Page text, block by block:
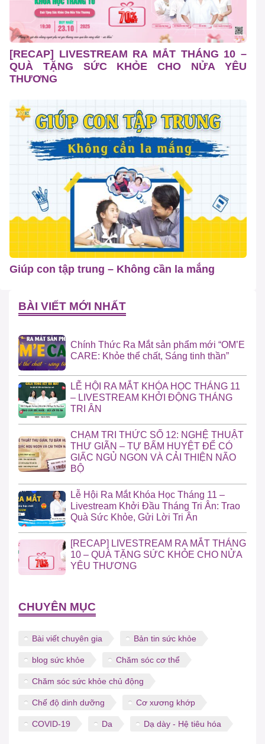
[RECAP] LIVESTREAM RA MẮT THÁNG 10 –
QUÀ TẶNG SỨC KHỎE CHO NỬA YÊU
THƯƠNG
Giúp con tập trung – Không cần la mắng
BÀI VIẾT MỚI NHẤT
Chính Thức Ra Mắt sản phẩm mới “OM’E
CARE: Khỏe thể chất, Sáng tinh thần”
LỄ HỘI RA MẮT KHÓA HỌC THÁNG 11
– LIVESTREAM KHỞI ĐỘNG THÁNG
TRI ÂN
CHẠM TRI THỨC SỐ 12: NGHỆ THUẬT
THƯ GIÃN – TỰ BẤM HUYỆT ĐỂ CÓ
GIẤC NGỦ NGON VÀ CẢI THIỆN NÃO
BỘ
Lễ Hội Ra Mắt Khóa Học Tháng 11 –
Livestream Khởi Đầu Tháng Tri Ân: Trao
Quà Sức Khỏe, Gửi Lời Tri Ân
[RECAP] LIVESTREAM RA MẮT THÁNG
10 – QUÀ TẶNG SỨC KHỎE CHO NỬA
YÊU THƯƠNG
CHUYÊN MỤC
Bài viết chuyên gia Bản tin sức khỏe
blog sức khỏe Chăm sóc cơ thể
Chăm sóc sức khỏe chủ động
Chế độ dinh dưỡng Cơ xương khớp
COVID-19 Da Dạ dày - Hệ tiêu hóa